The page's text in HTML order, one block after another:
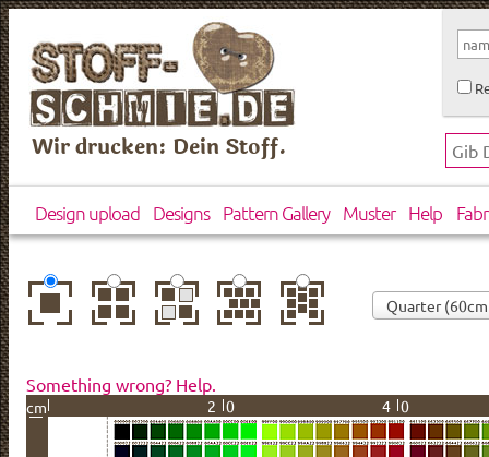
Wir drucken: Dein Stoff.
Design upload Designs Pattern Gallery Muster Help
center basic mirror brick drop
Something wrong? Help.
cm 20 40